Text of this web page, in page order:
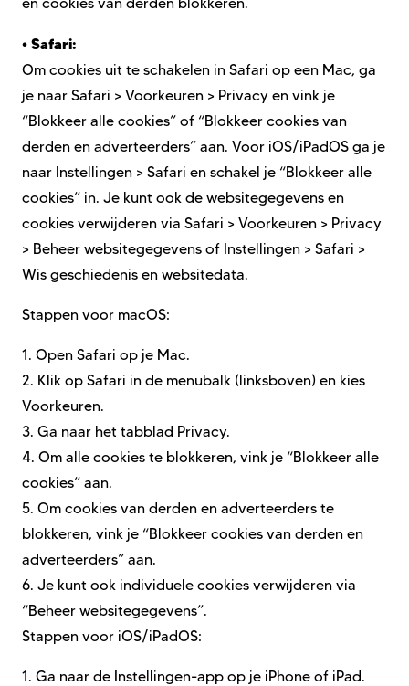
• Safari:
Om cookies uit te schakelen in Safari op een Mac, ga
je naar Safari > Voorkeuren > Privacy en vink je
“Blokkeer alle cookies” of “Blokkeer cookies van
derden en adverteerders” aan. Voor iOS/iPadOS ga je
naar Instellingen > Safari en schakel je “Blokkeer alle
cookies” in. Je kunt ook de websitegegevens en
cookies verwijderen via Safari > Voorkeuren > Privacy
> Beheer websitegegevens of Instellingen > Safari >
Wis geschiedenis en websitedata.
Stappen voor macOS:
1. Open Safari op je Mac.
2. Klik op Safari in de menubalk (linksboven) en kies
Voorkeuren.
3. Ga naar het tabblad Privacy.
4. Om alle cookies te blokkeren, vink je “Blokkeer alle
cookies” aan.
5. Om cookies van derden en adverteerders te
blokkeren, vink je “Blokkeer cookies van derden en
adverteerders” aan.
6. Je kunt ook individuele cookies verwijderen via
“Beheer websitegegevens”.
Stappen voor iOS/iPadOS:
1. Ga naar de Instellingen-app op je iPhone of iPad.